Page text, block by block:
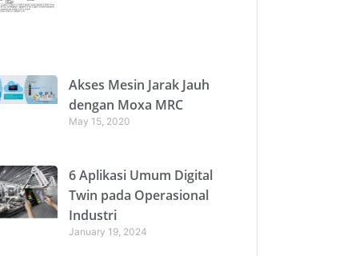
Akses Mesin Jarak Jauh
dengan Moxa MRC
May 15, 2020
6 Aplikasi Umum Digital
Twin pada Operasional
Industri
January 19, 2024